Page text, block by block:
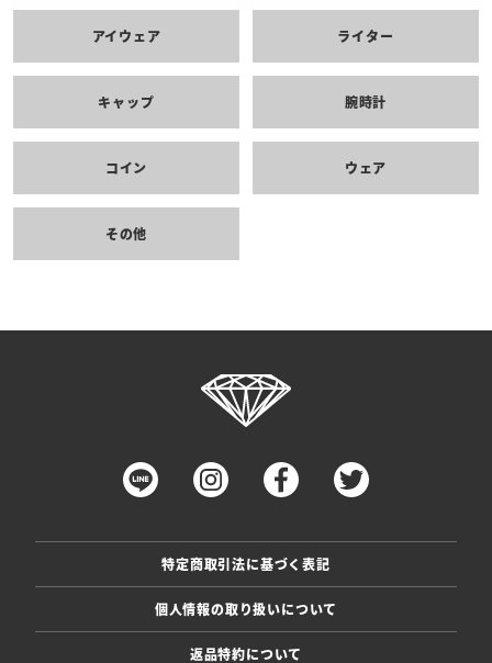
アイウェア ライター
キャップ 腕時計
コイン ウェア
その他
特定商取引法に基づく表記
個人情報の取り扱いについて
返品特約について